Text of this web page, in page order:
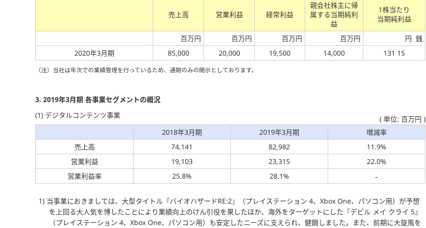
売上高 営業利益 経常利益
親会社株主に帰
属する当期純利
益
1株当たり
当期純利益
百万円 百万円 百万円 百万円
円 銭
2020年3月期
85,000 20,000 19,500 14,000 131 15
（注）当社は年次での業績管理を行っているため、通期のみの開示としております。
3. 2019年3月期 各事業セグメントの概況
(1) デジタルコンテンツ事業
( 単位: 百万円 )
2018年3月期
2019年3月期
増減率
売上高
74,141 82,982
11.9%
営業利益
19,103 23,315
22.0%
営業利益率
25.8% 28.1%
1) 当事業におきましては、大型タイトル『バイオハザードRE:2』（プレイステーション 4、Xbox One、パソコン用）が予想
を上回る大人気を博したことにより業績向上のけん引役を果したほか、海外をターゲットにした『デビル メイ クライ 5』
（プレイステーション 4、Xbox One、パソコン用）も安定したニーズに支えられ、健闘しました。また、前期に大旋風を